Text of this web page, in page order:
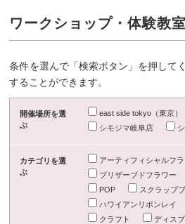
ワークショップ・体験教
条件を選んで「検索ボタン」を押して
することができます。
開催場所を選
ぶ
east side tokyo（東京）
シモジマ岐阜店
カテゴリを選
ぶ
アーティフィシャルフ
プリザーブドフラワー
POP
スクラップ
ハワイアンリボンレイ
クラフト
ディス